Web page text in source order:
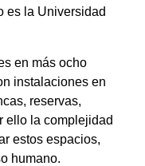
es la Universidad
en más ocho
instalaciones en
reservas,
ello la complejidad
estos espacios,
humano.